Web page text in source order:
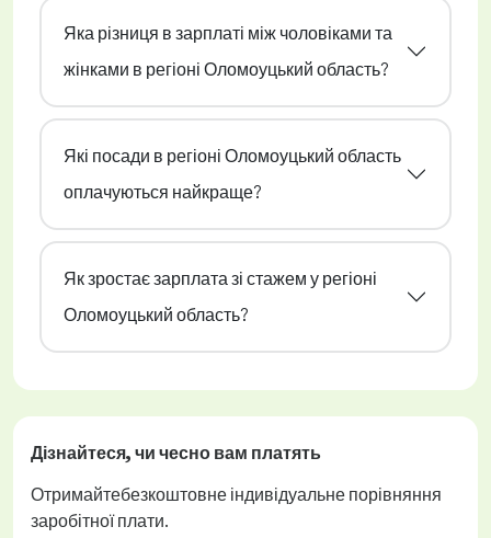
Яка різниця в зарплаті між чоловіками та
жінками в регіоні Оломоуцький область?
Які посади в регіоні Оломоуцький область
оплачуються найкраще?
Як зростає зарплата зі стажем у регіоні
Оломоуцький область?
Дізнайтеся, чи чесно вам платять
Отримайтебезкоштовне індивідуальне порівняння
заробітної плати.